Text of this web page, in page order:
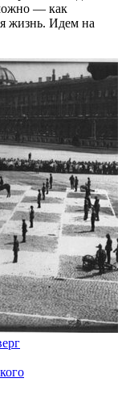
— как
жизнь. Идем на